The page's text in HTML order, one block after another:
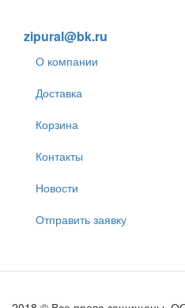
zipural@bk.ru
О компании
Доставка
Корзина
Контакты
Новости
Отправить заявку